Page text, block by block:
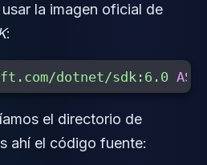
la imagen oficial de
:
dotnet/sdk:6.0 AS
el directorio de
ahí el código fuente: